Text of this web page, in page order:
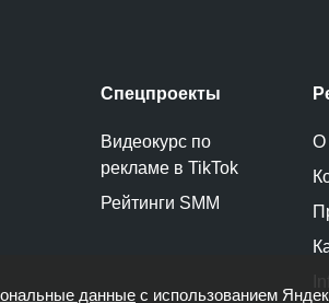
Спецпроекты
Видеокурс по
рекламе в TikTok
Рейтинги SMM
О
данные с использованием